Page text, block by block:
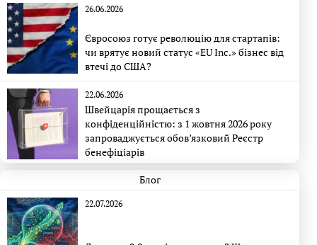
26.06.2026
Євросоюз готує революцію для стартапів:
чи врятує новий статус «EU Inc.» бізнес від
втечі до США?
22.06.2026
Швейцарія прощається з
конфіденційністю: з 1 жовтня 2026 року
запроваджується обов’язковий Реєстр
бенефіціарів
Блог
22.07.2026